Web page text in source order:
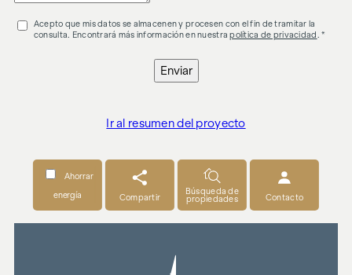
Acepto que mis datos se almacenen y procesen con el fin de tramitar la
consulta. Encontrará más información en nuestrapolítica de privacidad . *
Enviar
Ir al resumen del proyecto
Ahorrar
energía
Compartir
Búsqueda de
propiedades
Contacto